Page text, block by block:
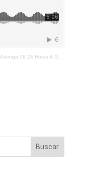
08.24 Horas 4 De Junio 2021